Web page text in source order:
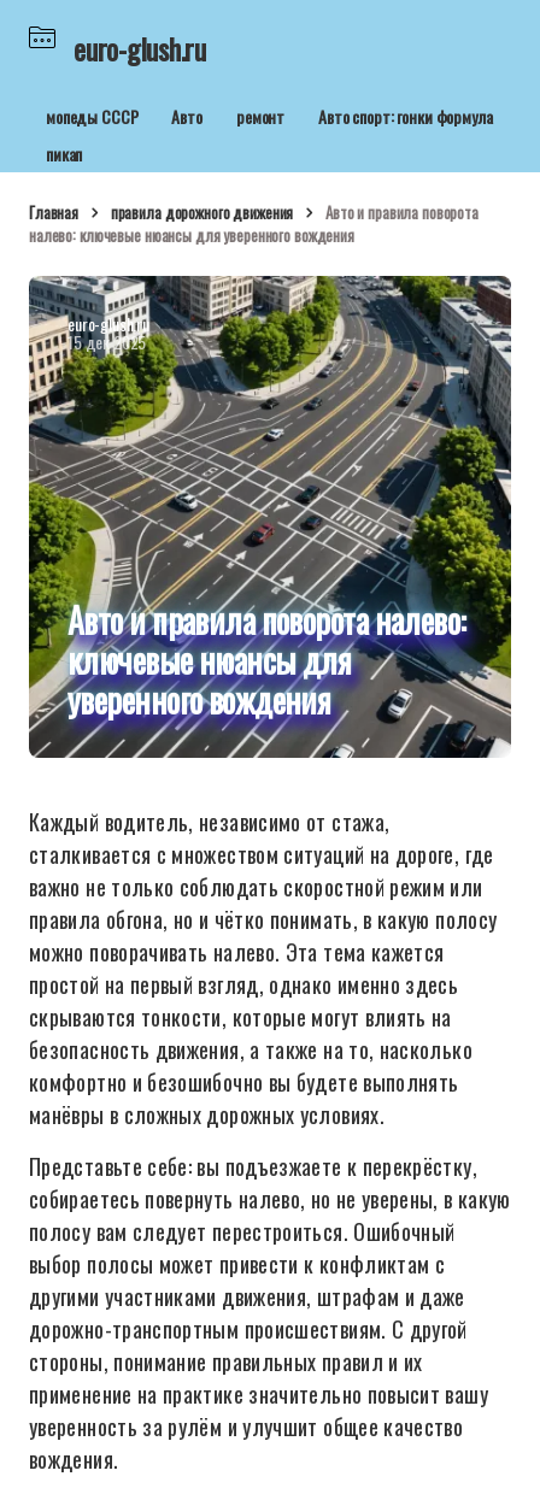
euro-glush.ru
мопеды СССР Авто ремонт
Авто спорт: гонки формула
пикап
Главная правила дорожного движения
Авто и правила поворота
налево: ключевые нюансы для уверенного вождения
euro-glush.ru
15 дек 2025
Авто и правила поворота налево:
ключевые нюансы для
уверенного вождения
Каждый водитель, независимо от стажа,
сталкивается с множеством ситуаций на дороге, где
важно не только соблюдать скоростной режим или
правила обгона, но и чётко понимать, в какую полосу
можно поворачивать налево. Эта тема кажется
простой на первый взгляд, однако именно здесь
скрываются тонкости, которые могут влиять на
безопасность движения, а также на то, насколько
комфортно и безошибочно вы будете выполнять
манёвры в сложных дорожных условиях.
Представьте себе: вы подъезжаете к перекрёстку,
собираетесь повернуть налево, но не уверены, в какую
полосу вам следует перестроиться. Ошибочный
выбор полосы может привести к конфликтам с
другими участниками движения, штрафам и даже
дорожно-транспортным происшествиям. С другой
стороны, понимание правильных правил и их
применение на практике значительно повысит вашу
уверенность за рулём и улучшит общее качество
вождения.